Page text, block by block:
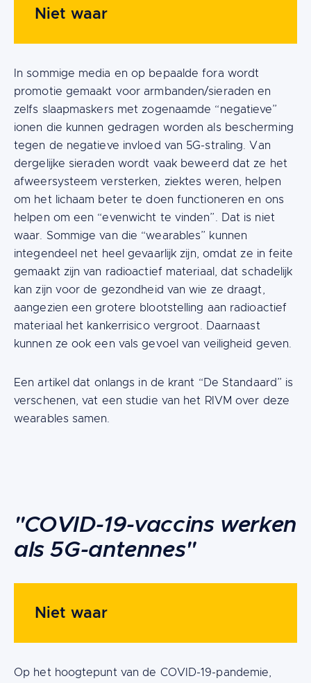
Niet waar
In sommige media en op bepaalde fora wordt
promotie gemaakt voor armbanden/sieraden en
zelfs slaapmaskers met zogenaamde “negatieve”
ionen die kunnen gedragen worden als bescherming
tegen de negatieve invloed van 5G-straling. Van
dergelijke sieraden wordt vaak beweerd dat ze het
afweersysteem versterken, ziektes weren, helpen
om het lichaam beter te doen functioneren en ons
helpen om een “evenwicht te vinden”. Dat is niet
waar. Sommige van die “wearables” kunnen
integendeel net heel gevaarlijk zijn, omdat ze in feite
gemaakt zijn van radioactief materiaal, dat schadelijk
kan zijn voor de gezondheid van wie ze draagt,
aangezien een grotere blootstelling aan radioactief
materiaal het kankerrisico vergroot. Daarnaast
kunnen ze ook een vals gevoel van veiligheid geven.
Een artikel dat onlangs in de krant “De Standaard” is
verschenen, vat een studie van het RIVM over deze
wearables samen.
"COVID-19-vaccins werken
als 5G-antennes"
Niet waar
Op het hoogtepunt van de COVID-19-pandemie,